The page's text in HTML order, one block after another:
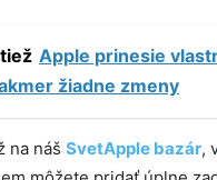
Apple prinesie
žiadne zmeny
na náš SvetApple bazár,